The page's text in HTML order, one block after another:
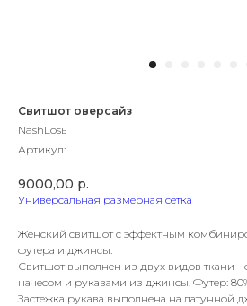
Свитшот оверсайз
NashLosь
Артикул:
9000,00 р.
Универсальная размерная сетка
Женский свитшот с эффектным
футера и джинсы.
Свитшот выполнен из двух видов ткани -
начесом и рукавами из джинсы. Футер:
Застежка рукава выполнена на латунной